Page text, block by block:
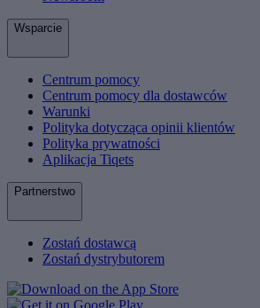
Wsparcie
Centrum pomocy
Centrum pomocy dla dostawców
Warunki
Polityka dotycząca opinii klientów
Polityka prywatności
Aplikacja Tiqets
Partnerstwo
Zostań dostawcą
Zostań dystrybutorem